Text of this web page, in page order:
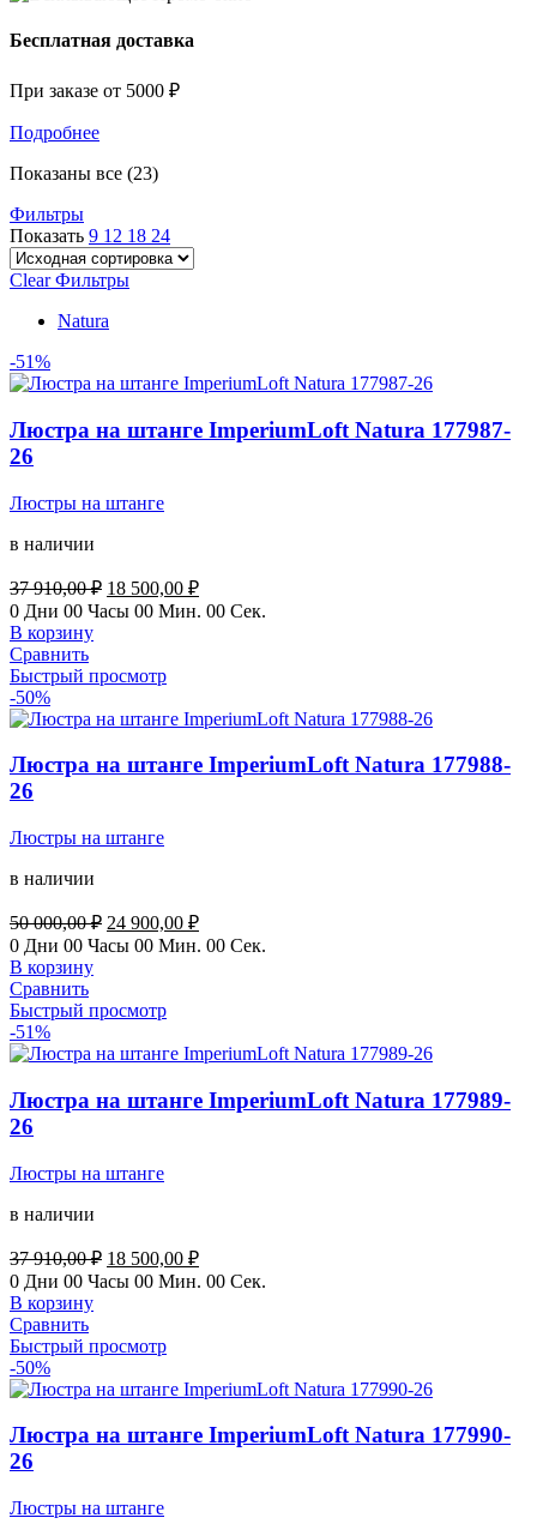
Бесплатная доставка
При заказе от 5000 ₽
Подробнее
Показаны все (23)
Фильтры
Показать 9 12 18 24
Clear Фильтры
Natura
-51%
Люстра на штанге ImperiumLoft Natura 177987-
26
Люстры на штанге
в наличии
37 910,00₽ Первоначальная
цена
910,00 ₽.
18 500,00 ₽Текущая
цена:
0 Дни 00 Часы 00 Мин. 00 Сек.
В корзину
Сравнить
Быстрый просмотр
-50%
Люстра на штанге ImperiumLoft Natura 177988-
26
Люстры на штанге
в наличии
50 000,00₽ Первоначальная
цена
000,00 ₽.
24 900,00 ₽Текущая
цена:
0 Дни 00 Часы 00 Мин. 00 Сек.
В корзину
Сравнить
Быстрый просмотр
-51%
Люстра на штанге ImperiumLoft Natura 177989-
26
Люстры на штанге
в наличии
37 910,00₽ Первоначальная
цена
910,00 ₽.
18 500,00 ₽Текущая
цена:
0 Дни 00 Часы 00 Мин. 00 Сек.
В корзину
Сравнить
Быстрый просмотр
-50%
Люстра на штанге ImperiumLoft Natura 177990-
26
Люстры на штанге